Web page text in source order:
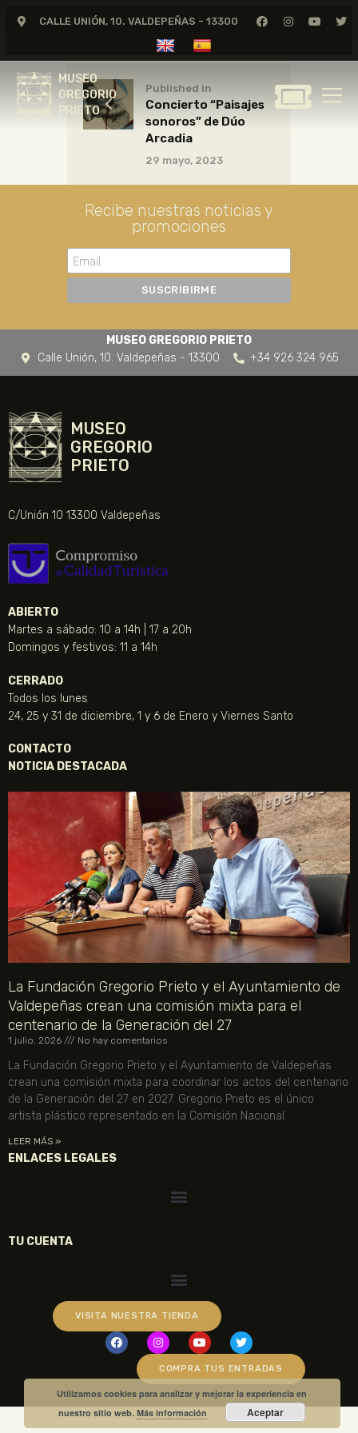
CALLE UNIÓN, 10. VALDEPEÑAS - 13300
MUSEO
GREGORIO
PRIETO
MUSEO
GREGORIO
GREGORIO PRIETO
ARCHIVO
CERTAMEN DE DIBUJO
FUNDACIÓN
TIENDA
NOTICIAS
Published in
Concierto “Paisajes
sonoros” de Dúo
Arcadia
29 mayo, 2023
Recibe nuestras noticias y
promociones
MUSEO GREGORIO PRIETO
Calle Unión, 10. Valdepeñas - 13300
+34 926 324 965
MUSEO
GREGORIO
PRIETO
C/Unión 10 13300 Valdepeñas
ABIERTO
Martes a sábado: 10 a 14h | 17 a 20h
Domingos y festivos: 11 a 14h
CERRADO
Todos los lunes
24, 25 y 31 de diciembre, 1 y 6 de Enero y Viernes Santo
CONTACTO
NOTICIA DESTACADA
La Fundación Gregorio Prieto y el Ayuntamiento de
Valdepeñas crean una comisión mixta para el
centenario de la Generación del 27
1 julio, 2026 No hay comentarios
La Fundación Gregorio Prieto y el Ayuntamiento de Valdepeñas
crean una comisión mixta para coordinar los actos del centenario
de la Generación del 27 en 2027. Gregorio Prieto es el único
artista plástico representado en la Comisión Nacional.
LEER MÁS »
ENLACES LEGALES
TU CUENTA
VISITA NUESTRA TIENDA
COMPRA TUS ENTRADAS
Utilizamos cookies para analizar y mejorar la experiencia en
nuestro sitio web.Más información Aceptar